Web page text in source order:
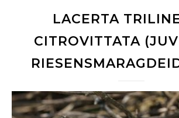
LACERTA
CITROVITTATA